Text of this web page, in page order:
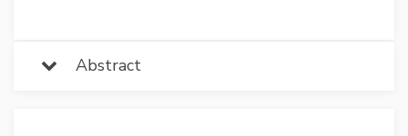
Abstract